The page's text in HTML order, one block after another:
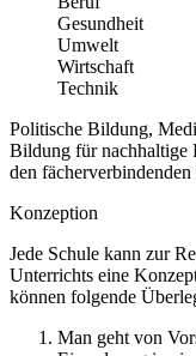
Gesundheit
Umwelt
Wirtschaft
Technik
Politische Bildung,
Bildung für nachhaltige
den
Konzeption
Jede Schule kann zur
Unterrichts eine
können folgende
Man geht von